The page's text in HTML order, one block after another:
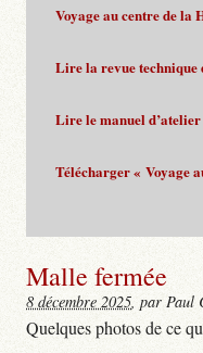
Voyage au centre de la
Lire la revue technique
Lire le manuel
Télécharger « Voyage
Malle fermée
8 décembre 2025, par Paul
Quelques photos de ce